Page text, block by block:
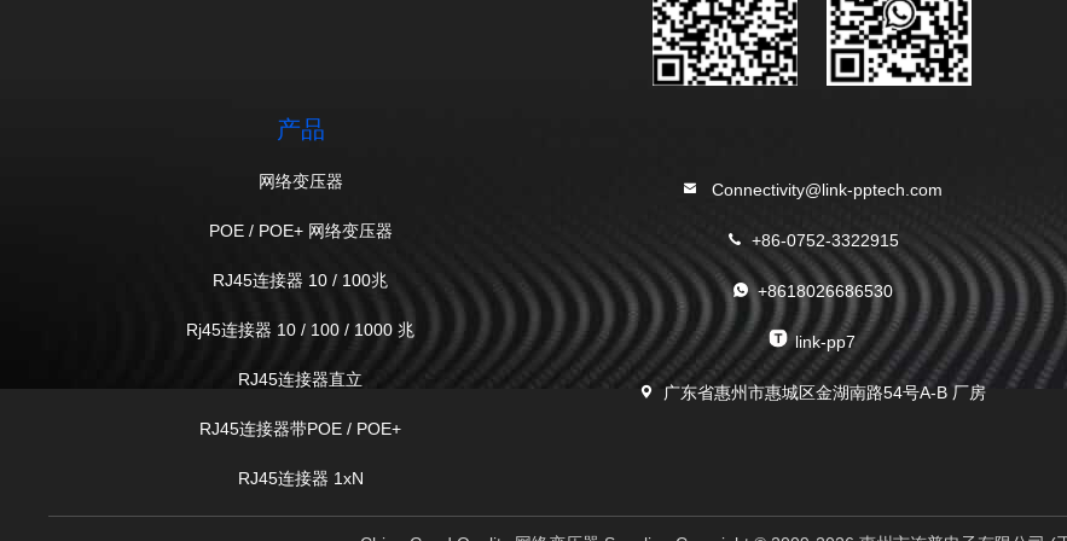
产品
网络变压器
POE / POE+ 网络变压器
RJ45连接器 10 / 100兆
Rj45连接器 10 / 100 / 1000 兆
RJ45连接器直立
RJ45连接器带POE / POE+
RJ45连接器 1xN
Connectivity@link-pptech.com
+86-0752-3322915
+8618026686530
link-pp7
广东省惠州市惠城区金湖南路54号A-B 厂房